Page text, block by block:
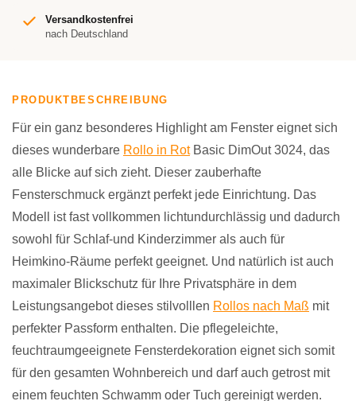
Versandkostenfrei
nach Deutschland
PRODUKTBESCHREIBUNG
Für ein ganz besonderes Highlight am Fenster eignet sich
dieses wunderbare Rollo in RotBasic DimOut 3024, das
alle Blicke auf sich zieht. Dieser zauberhafte
Fensterschmuck ergänzt perfekt jede Einrichtung. Das
Modell ist fast vollkommen lichtundurchlässig und dadurch
sowohl für Schlaf-und Kinderzimmer als auch für
Heimkino-Räume perfekt geeignet. Und natürlich ist auch
maximaler Blickschutz für Ihre Privatsphäre in dem
Leistungsangebot dieses stilvolllen Rollos nach Maß mit
perfekter Passform enthalten. Die pflegeleichte,
feuchtraumgeeignete Fensterdekoration eignet sich somit
für den gesamten Wohnbereich und darf auch getrost mit
einem feuchten Schwamm oder Tuch gereinigt werden.